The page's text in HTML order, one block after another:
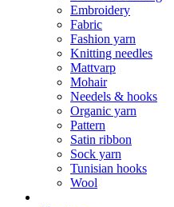
Embroidery
Fabric
Fashion yarn
Knitting needles
Mattvarp
Mohair
Needels & hooks
Organic yarn
Pattern
Satin ribbon
Sock yarn
Tunisian hooks
Wool